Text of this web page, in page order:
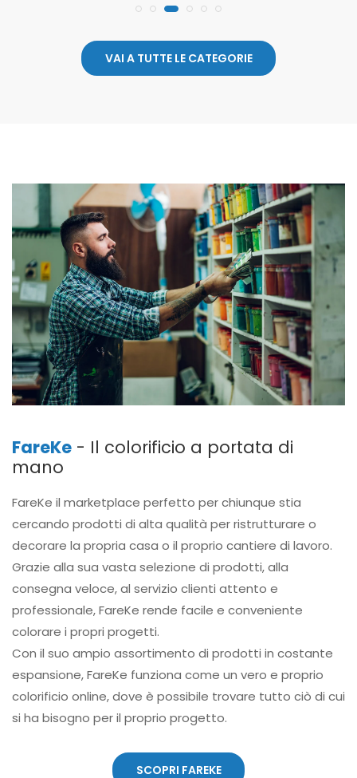
VAI A TUTTE LE CATEGORIE
FareKe - Il colorificio a portata di
mano
FareKe il marketplace perfetto per chiunque stia
cercando prodotti di alta qualità per ristrutturare o
decorare la propria casa o il proprio cantiere di lavoro.
Grazie alla sua vasta selezione di prodotti, alla
consegna veloce, al servizio clienti attento e
professionale, FareKe rende facile e conveniente
colorare i propri progetti.
Con il suo ampio assortimento di prodotti in costante
espansione, FareKe funziona come un vero e proprio
colorificio online, dove è possibile trovare tutto ciò di cui
si ha bisogno per il proprio progetto.
SCOPRI FAREKE